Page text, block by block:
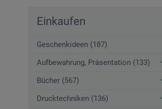
Einkaufen
Geschenkideen (187)
Aufbewahrung, Präsentation (133)
Bücher (567)
Drucktechniken (136)